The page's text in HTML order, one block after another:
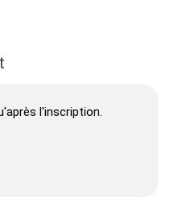
l'inscription.